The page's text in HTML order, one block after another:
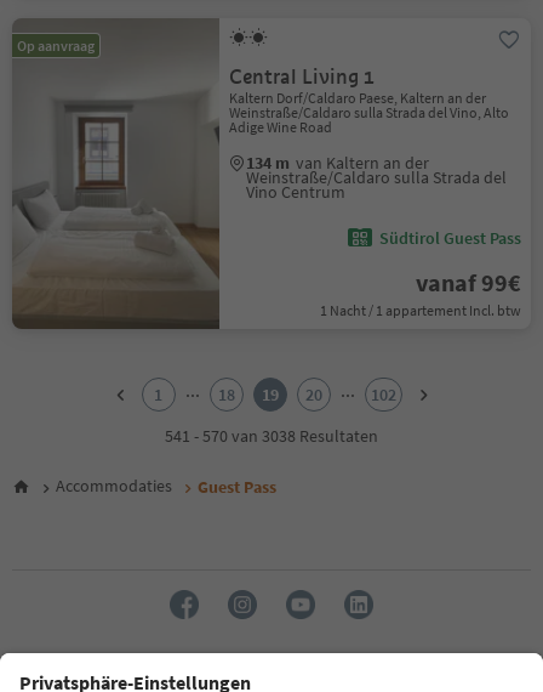
Op aanvraag
Central Living 1
Kaltern Dorf/Caldaro Paese, Kaltern an der
Weinstraße/Caldaro sulla Strada del Vino, Alto
Adige Wine Road
134 m van Kaltern an der
Weinstraße/Caldaro sulla Strada del
Vino Centrum
Südtirol Guest Pass
vanaf 99€
1 Nacht / 1 appartement Incl. btw
6
13
14
1 ... 18 19 20 ...
102
541 - 570 van 3038 Resultaten
Accommodaties Guest Pass
Taal: Nederlands